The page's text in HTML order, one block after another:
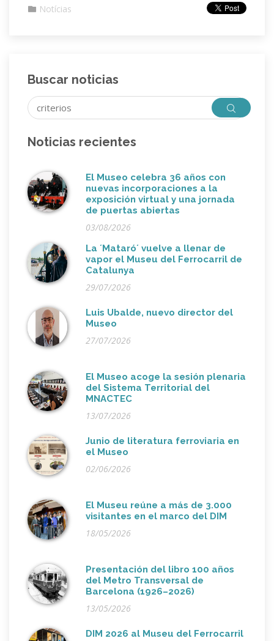
Notícias
Buscar noticias
Noticias recientes
El Museo celebra 36 años con
nuevas incorporaciones a la
exposición virtual y una jornada
de puertas abiertas
03/08/2026
La ´Mataró´ vuelve a llenar de
vapor el Museu del Ferrocarril de
Catalunya
29/07/2026
Luis Ubalde, nuevo director del
Museo
27/07/2026
El Museo acoge la sesión plenaria
del Sistema Territorial del
MNACTEC
13/07/2026
Junio de literatura ferroviaria en
el Museo
02/06/2026
El Museu reúne a más de 3.000
visitantes en el marco del DIM
18/05/2026
Presentación del libro 100 años
del Metro Transversal de
Barcelona (1926–2026)
13/05/2026
DIM 2026 al Museu del Ferrocarril